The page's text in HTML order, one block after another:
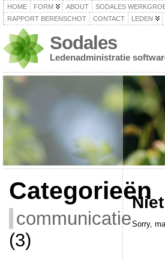
HOME FORM ABOUT SODALES
RAPPORT BERENSCHOT
CONTACT LEDEN
Sodales
Ledenadministratie
Categorieën
communicatie
(3)
Sorry,